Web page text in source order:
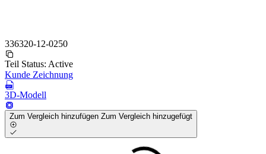
336320-12-0250
Teil Status: Active
Kunde Zeichnung
3D-Modell
Zum Vergleich hinzufügen Zum Vergleich hinzugefügt